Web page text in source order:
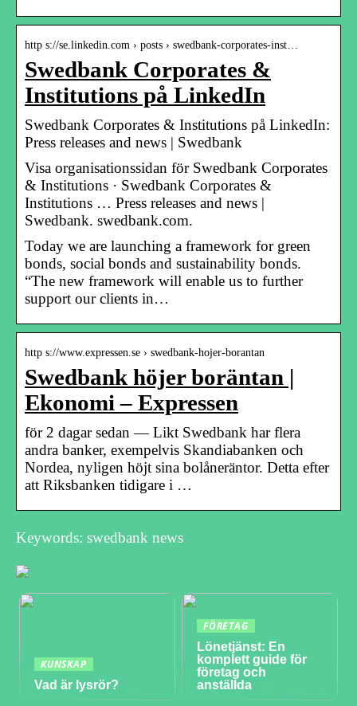
http s://se.linkedin.com › posts › swedbank-corporates-inst…
Swedbank Corporates &
Institutions på LinkedIn
Swedbank Corporates & Institutions på LinkedIn:
Press releases and news | Swedbank
Visa organisationssidan för Swedbank Corporates
& Institutions · Swedbank Corporates &
Institutions … Press releases and news |
Swedbank. swedbank.com.
Today we are launching a framework for green
bonds, social bonds and sustainability bonds.
“The new framework will enable us to further
support our clients in…
http s://www.expressen.se › swedbank-hojer-borantan
Swedbank höjer boräntan |
Ekonomi – Expressen
för 2 dagar sedan — Likt Swedbank har flera
andra banker, exempelvis Skandiabanken och
Nordea, nyligen höjt sina bolåneräntor. Detta efter
att Riksbanken tidigare i …
Keywords: swedbank news
KUNSKAP
Vad är lysrör?
FÖRETAG
Lönetjänst: En
komplett guide för
företag och
anställda